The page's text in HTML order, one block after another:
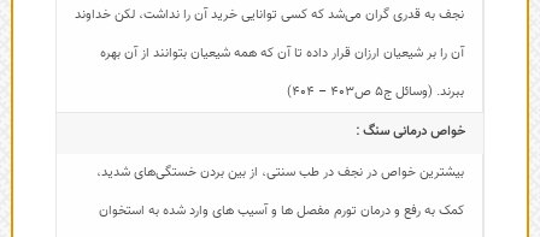
نجف به قدری گران می‌شد که کسی توانایی خرید آن را نداشت، لکن خداوند
آن را بر شیعیان ارزان قرار داده تا آن که همه شیعیان بتوانند از آن بهره
ببرند. (وسائل ج5 ص403 – 404)
خواص درمانی سنگ :
بیشترین خواص در نجف در طب سنتی، از بین بردن خستگی‌های شدید،
کمک به رفع و درمان تورم مفصل ها و آسیب ‌های وارد شده به استخوان‌